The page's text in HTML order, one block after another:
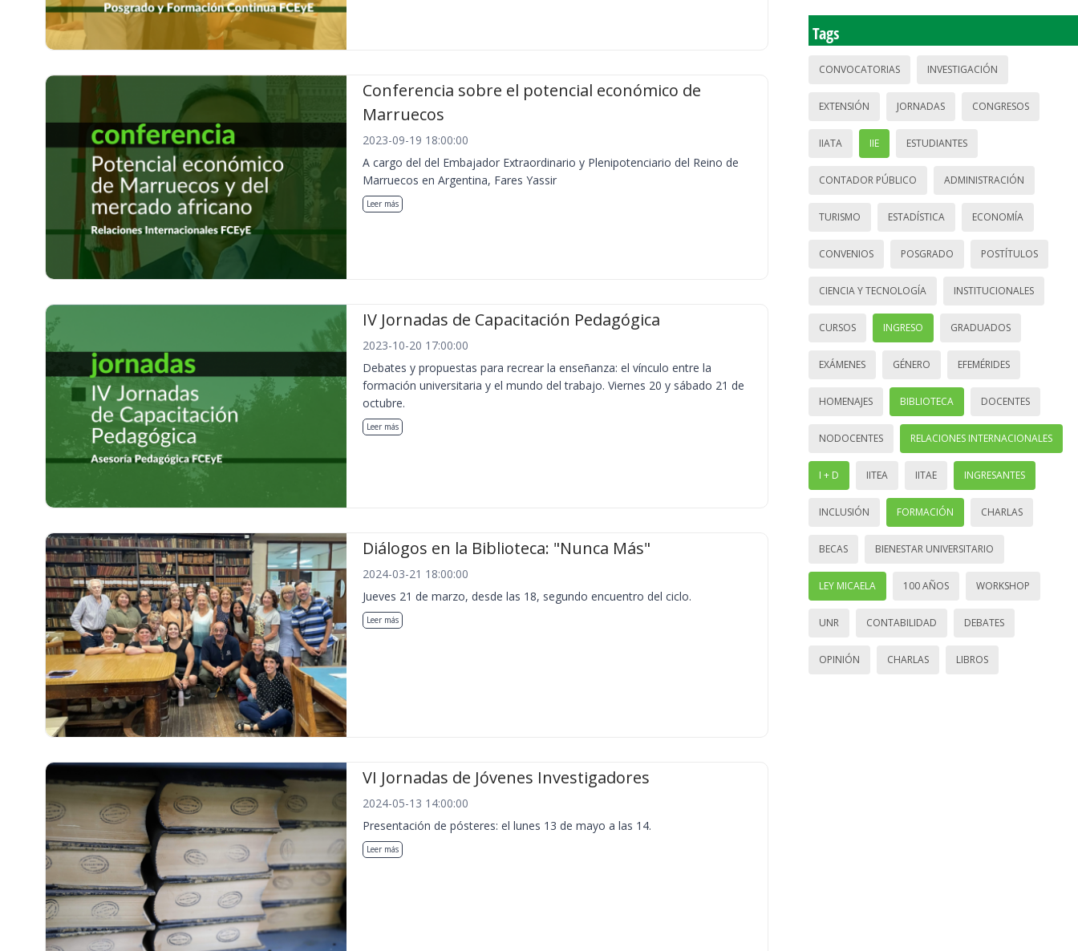
Conferencia sobre el potencial económico de
Marruecos
2023-09-19 18:00:00
A cargo del del Embajador Extraordinario y Plenipotenciario del Reino de
Marruecos en Argentina, Fares Yassir
Leer más
IV Jornadas de Capacitación Pedagógica
2023-10-20 17:00:00
Debates y propuestas para recrear la enseñanza: el vínculo entre la
formación universitaria y el mundo del trabajo. Viernes 20 y sábado 21 de
octubre.
Leer más
Diálogos en la Biblioteca: "Nunca Más"
2024-03-21 18:00:00
Jueves 21 de marzo, desde las 18, segundo encuentro del ciclo.
Leer más
VI Jornadas de Jóvenes Investigadores
2024-05-13 14:00:00
Presentación de pósteres: el lunes 13 de mayo a las 14.
Leer más
Tags
CONVOCATORIAS INVESTIGACIÓN
EXTENSIÓN JORNADAS CONGRESOS
IIATA IIE ESTUDIANTES
CONTADOR PÚBLICO ADMINISTRACIÓN
TURISMO ESTADÍSTICA ECONOMÍA
CONVENIOS POSGRADO POSTÍTULOS
CIENCIA Y TECNOLOGÍA INSTITUCIONALES
CURSOS INGRESO GRADUADOS
EXÁMENES GÉNERO EFEMÉRIDES
HOMENAJES BIBLIOTECA DOCENTES
NODOCENTES RELACIONES INTERNACIONALES
I + D IITEA IITAE INGRESANTES
INCLUSIÓN FORMACIÓN CHARLAS
BECAS BIENESTAR UNIVERSITARIO
LEY MICAELA 100 AÑOS WORKSHOP
UNR CONTABILIDAD DEBATES
OPINIÓN CHARLAS LIBROS